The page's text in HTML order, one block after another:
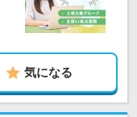
気になる